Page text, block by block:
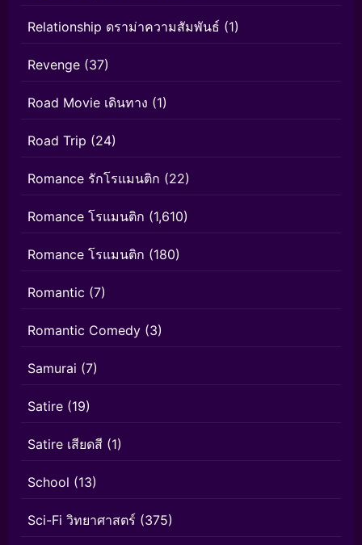
Relationship ดราม่าความสัมพันธ์ (1)
Revenge (37)
Road Movie เดินทาง (1)
Road Trip (24)
Romance รักโรแมนติก (22)
Romance โรแมนติก (1,610)
Romance โรแมนติก (180)
Romantic (7)
Romantic Comedy (3)
Samurai (7)
Satire (19)
Satire เสียดสี (1)
School (13)
Sci-Fi วิทยาศาสตร์ (375)